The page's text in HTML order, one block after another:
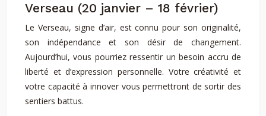
Verseau (20 janvier – 18 février)
Le Verseau, signe d’air, est connu pour son originalité,
son indépendance et son désir de changement.
Aujourd’hui, vous pourriez ressentir un besoin accru de
liberté et d’expression personnelle. Votre créativité et
votre capacité à innover vous permettront de sortir des
sentiers battus.